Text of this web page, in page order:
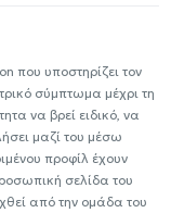
που υποστηρίζει τον
σύμπτωμα μέχρι τη
να βρεί ειδικό, να
μαζί του μέσω
προφίλ έχουν
σελίδα του
από την ομάδα του